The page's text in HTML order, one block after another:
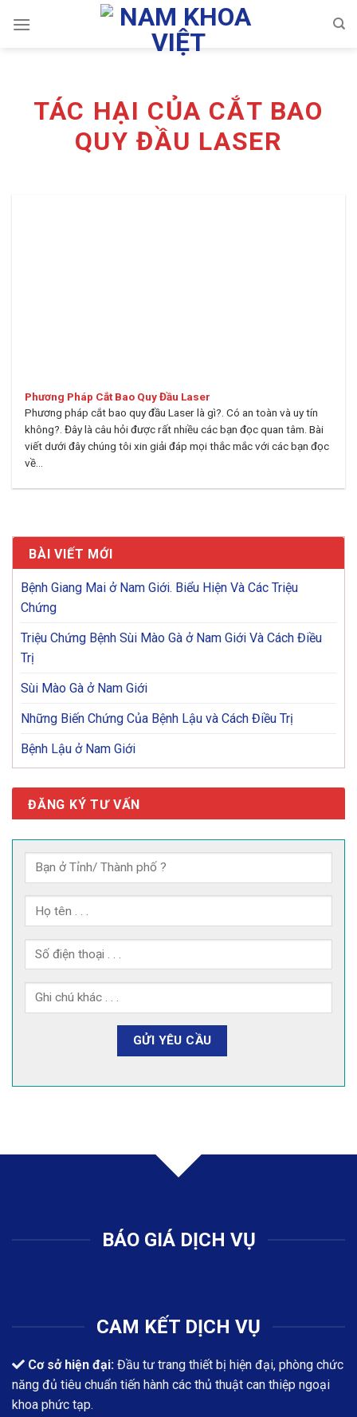
TÁC HẠI CỦA CẮT BAO
QUY ĐẦU LASER
Phương Pháp Cắt Bao Quy Đầu Laser
Phương pháp cắt bao quy đầu Laser là gì?. Có an toàn và uy tín
không?. Đây là câu hỏi được rất nhiều các bạn đọc quan tâm. Bài
viết dưới đây chúng tôi xin giải đáp mọi thắc mắc với các bạn đọc
về...
BÀI VIẾT MỚI
Bệnh Giang Mai ở Nam Giới. Biểu Hiện Và Các Triệu
Chứng
Triệu Chứng Bệnh Sùi Mào Gà ở Nam Giới Và Cách Điều
Trị
Sùi Mào Gà ở Nam Giới
Những Biến Chứng Của Bệnh Lậu và Cách Điều Trị
Bệnh Lậu ở Nam Giới
ĐĂNG KÝ TƯ VẤN
BÁO GIÁ DỊCH VỤ
CAM KẾT DỊCH VỤ
Cơ sở hiện đại: Đầu tư trang thiết bị hiện đại, phòng chức
năng đủ tiêu chuẩn tiến hành các thủ thuật can thiệp ngoại
khoa phức tạp.